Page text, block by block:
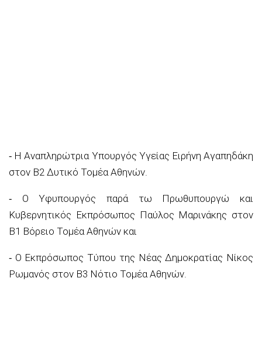
⁃ Η Αναπληρώτρια Υπουργός Υγείας Ειρήνη Αγαπηδάκη
στον Β2 Δυτικό Τομέα Αθηνών.
⁃ Ο Υφυπουργός παρά τω Πρωθυπουργώ και
Κυβερνητικός Εκπρόσωπος Παύλος Μαρινάκης στον
Β1 Βόρειο Τομέα Αθηνών και
⁃ Ο Εκπρόσωπος Τύπου της Νέας Δημοκρατίας Νίκος
Ρωμανός στον Β3 Νότιο Τομέα Αθηνών.